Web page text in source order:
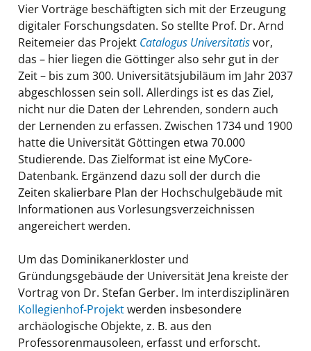
Vier Vorträge beschäftigten sich mit der Erzeugung
digitaler Forschungsdaten. So stellte Prof. Dr. Arnd
Reitemeier das Projekt Catalogus Universitatisvor,
das – hier liegen die Göttinger also sehr gut in der
Zeit – bis zum 300. Universitätsjubiläum im Jahr 2037
abgeschlossen sein soll. Allerdings ist es das Ziel,
nicht nur die Daten der Lehrenden, sondern auch
der Lernenden zu erfassen. Zwischen 1734 und 1900
hatte die Universität Göttingen etwa 70.000
Studierende. Das Zielformat ist eine MyCore-
Datenbank. Ergänzend dazu soll der durch die
Zeiten skalierbare Plan der Hochschulgebäude mit
Informationen aus Vorlesungsverzeichnissen
angereichert werden.
Um das Dominikanerkloster und
Gründungsgebäude der Universität Jena kreiste der
Vortrag von Dr. Stefan Gerber. Im interdisziplinären
Kollegienhof-Projektwerden insbesondere
archäologische Objekte, z. B. aus den
Professorenmausoleen, erfasst und erforscht.